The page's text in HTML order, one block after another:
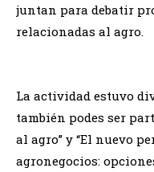
juntan para debatir
relacionadas al agro.
La actividad estuvo
también podes ser
al agro” y “El nuevo
agronegocios: